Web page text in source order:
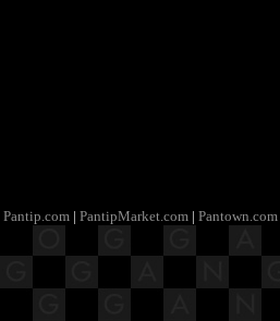
Pantip.com | PantipMarket.com | Pantown.com